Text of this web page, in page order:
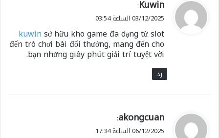
ي
ق
ل
Kuwin
:
03/12/2025 الساعة 03:54
kuwinsở hữu kho game đa dạng từ slot
đến trò chơi bài đổi thưởng, mang đến cho
bạn những giây phút giải trí tuyệt vời.
رد
ي
ق
akongcuan
:
06/12/2025 الساعة 17:34